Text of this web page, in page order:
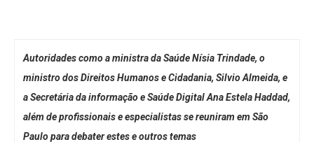
Autoridades como a ministra da Saúde Nísia Trindade, o
ministro dos Direitos Humanos e Cidadania, Silvio Almeida, e
a Secretária da informação e Saúde Digital Ana Estela Haddad,
além de profissionais e especialistas se reuniram em São
Paulo para debater estes e outros temas